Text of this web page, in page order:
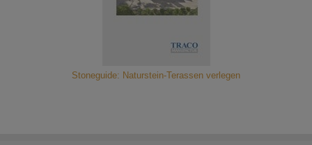
Stoneguide: Naturstein-Terassen verlegen